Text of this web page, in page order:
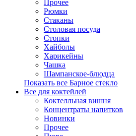
Прочее
Рюмки
Стаканы
Столовая посуда
Стопки
Хайболы
Харикейны
Чашка
Шампанское-блюдца
Показать все Барное стекло
Все для коктейлей
Коктелльная вишня
Концентраты напитков
Новинки
Прочее